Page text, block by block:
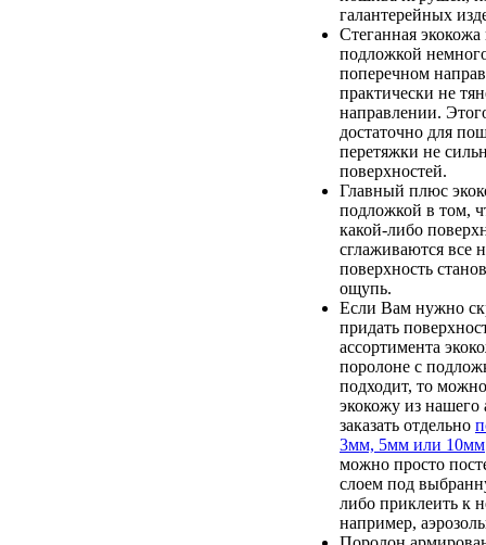
галантерейных
Стеганная
подложкой
поперечном
практически не
направлении.
достаточно для
перетяжки не
поверхностей.
Главный плюс
подложкой в том,
какой-либо
сглаживаются все
поверхность
ощупь.
Если Вам нужно
придать
ассортимента
поролоне с
подходит, то
экокожу из нашего
заказать отдельно
3мм, 5мм или 10мм
можно просто
слоем под
либо приклеить к
например,